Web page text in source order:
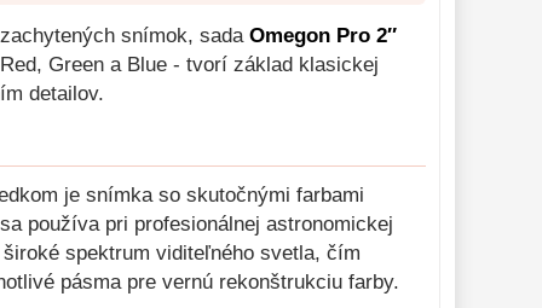
snímok, sada Omegon Pro 2″
Green a Blue - tvorí základ klasickej
detailov.
je snímka so skutočnými farbami
používa pri profesionálnej astronomickej
spektrum viditeľného svetla, čím
pásma pre vernú rekonštrukciu farby.